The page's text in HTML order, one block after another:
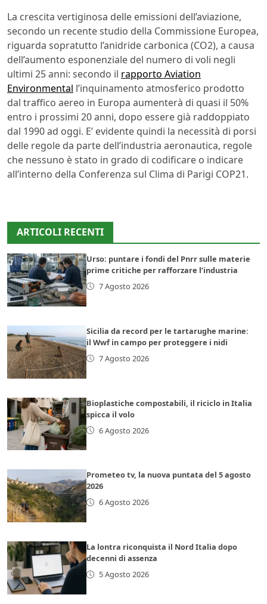
La crescita vertiginosa delle emissioni dell’aviazione,
secondo un recente studio della Commissione Europea,
riguarda sopratutto l’anidride carbonica (CO2), a causa
dell’aumento esponenziale del numero di voli negli
ultimi 25 anni: secondo il rapporto Aviation
Environmental l’inquinamento atmosferico prodotto
dal traffico aereo in Europa aumenterà di quasi il 50%
entro i prossimi 20 anni, dopo essere già raddoppiato
dal 1990 ad oggi. E’ evidente quindi la necessità di porsi
delle regole da parte dell’industria aeronautica, regole
che nessuno è stato in grado di codificare o indicare
all’interno della Conferenza sul Clima di Parigi COP21.
ARTICOLI RECENTI
Urso: puntare i fondi del Pnrr sulle materie
prime critiche per rafforzare l’industria
7 Agosto 2026
Sicilia da record per le tartarughe marine:
il Wwf in campo per proteggere i nidi
7 Agosto 2026
Bioplastiche compostabili, il riciclo in Italia
spicca il volo
6 Agosto 2026
Prometeo tv, la nuova puntata del 5 agosto
2026
6 Agosto 2026
La lontra riconquista il Nord Italia dopo
decenni di assenza
5 Agosto 2026